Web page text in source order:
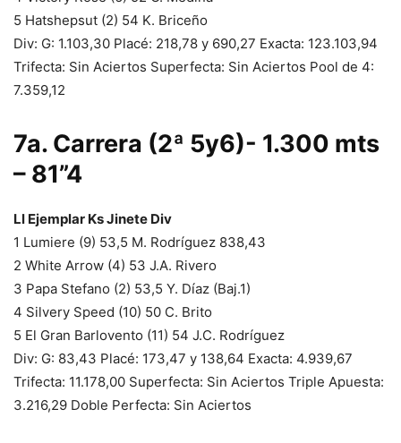
5 Hatshepsut (2) 54 K. Briceño
Div: G: 1.103,30 Placé: 218,78 y 690,27 Exacta: 123.103,94
Trifecta: Sin Aciertos Superfecta: Sin Aciertos Pool de 4:
7.359,12
7a. Carrera (2ª 5y6)- 1.300 mts
– 81”4
Ll Ejemplar Ks Jinete Div
1 Lumiere (9) 53,5 M. Rodríguez 838,43
2 White Arrow (4) 53 J.A. Rivero
3 Papa Stefano (2) 53,5 Y. Díaz (Baj.1)
4 Silvery Speed (10) 50 C. Brito
5 El Gran Barlovento (11) 54 J.C. Rodríguez
Div: G: 83,43 Placé: 173,47 y 138,64 Exacta: 4.939,67
Trifecta: 11.178,00 Superfecta: Sin Aciertos Triple Apuesta:
3.216,29 Doble Perfecta: Sin Aciertos